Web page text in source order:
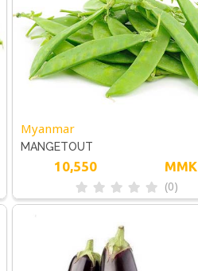
Myanmar
MANGETOUT
10,550 MMK
(0)